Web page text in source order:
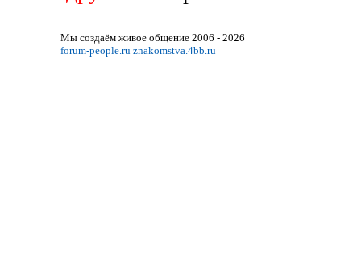
Мы создаём живое общение 2006 - 2026
forum-people.ru znakomstva.4bb.ru